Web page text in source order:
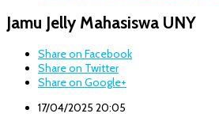
Jamu Jelly Mahasiswa UNY
Share on Facebook
Share on Twitter
Share on Google+
17/04/2025 20:05